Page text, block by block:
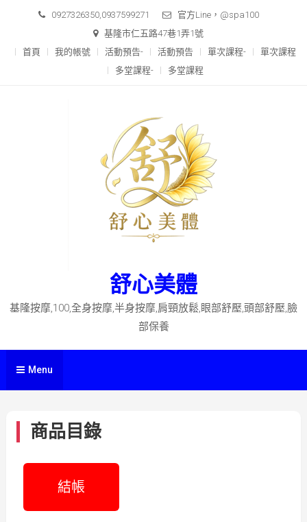
0927326350,0937599271
官方Line，@spa100
基隆市仁五路47巷1弄1號
首頁
我的帳號 活動預告- 活動預告 單次課程-
單次課程
多堂課程-
多堂課程
舒心美體
基隆按摩,100,全身按摩,半身按摩,肩頸放鬆,眼部舒壓,頭部舒壓,臉
部保養
Menu
商品目錄
結帳